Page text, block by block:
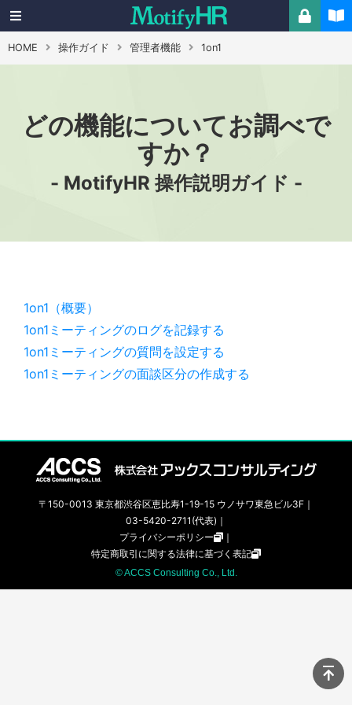
HOME 操作ガイド 管理者機能 1on1
どの機能についてお調べで
すか？
- MotifyHR 操作説明ガイド -
1on1（概要）
1on1ミーティングのログを記録する
1on1ミーティングの質問を設定する
1on1ミーティングの面談区分の作成する
〒150-0013 東京都渋谷区恵比寿1-19-15 ウノサワ東急ビル3F｜
03-5420-2711(代表)｜
プライバシーポリシー
｜
特定商取引に関する法律に基づく表記
© ACCS Consulting Co., Ltd.